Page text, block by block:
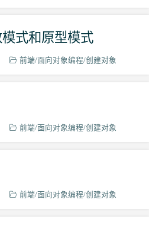
式和原型模式
前端 面向对象编程 创建对象
前端 面向对象编程 创建对象
前端 面向对象编程 创建对象